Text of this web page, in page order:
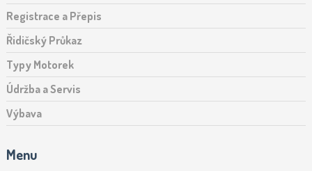
Registrace a Přepis
Řidičský Průkaz
Typy Motorek
Údržba a Servis
Výbava
Menu